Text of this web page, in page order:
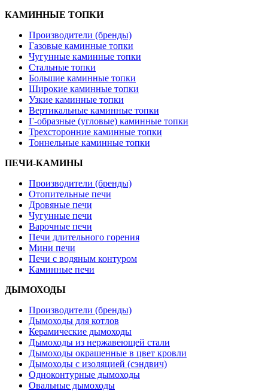
КАМИННЫЕ ТОПКИ
Производители (бренды)
Газовые каминные топки
Чугунные каминные топки
Стальные топки
Большие каминные топки
Широкие каминные топки
Узкие каминные топки
Вертикальные каминные топки
Г-образные (угловые) каминные топки
Трехсторонние каминные топки
Тоннельные каминные топки
ПЕЧИ-КАМИНЫ
Производители (бренды)
Отопительные печи
Дровяные печи
Чугунные печи
Варочные печи
Печи длительного горения
Мини печи
Печи с водяным контуром
Каминные печи
ДЫМОХОДЫ
Производители (бренды)
Дымоходы для котлов
Керамические дымоходы
Дымоходы из нержавеющей стали
Дымоходы окрашенные в цвет кровли
Дымоходы с изоляцией (сэндвич)
Одноконтурные дымоходы
Овальные дымоходы